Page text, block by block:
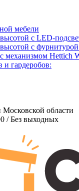
мебели
с LED-
с
механизмом Hettich
гардеробов:
области
/ Без выходных